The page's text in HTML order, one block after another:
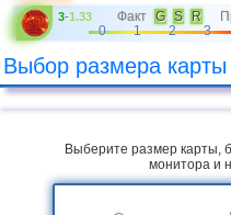
3-1.33 Факт G S R
0
1 2 3
Выбор размера карты
Выберите размер карты,
монитора и